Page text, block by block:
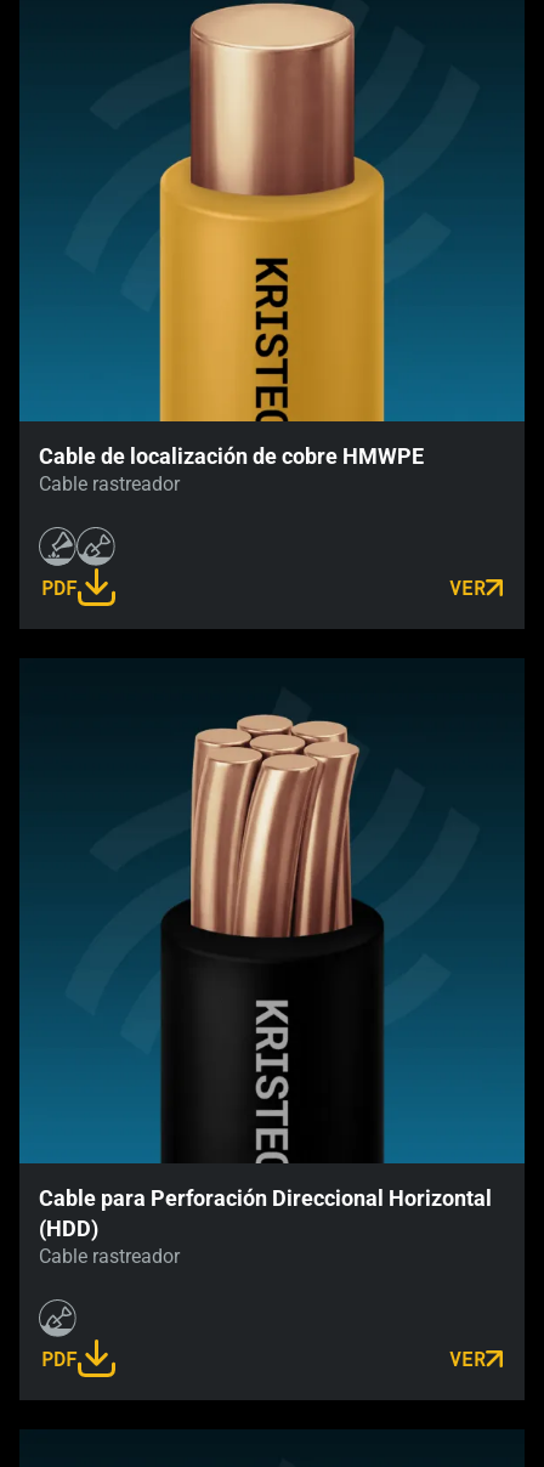
Cable de localización de cobre HMWPE
Cable rastreador
LINK OPENS IN A NEW TAB
PDF VER
Cable para Perforación Direccional Horizontal
(HDD)
Cable rastreador
LINK OPENS IN A NEW TAB
PDF VER